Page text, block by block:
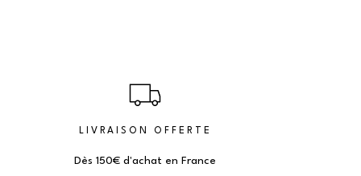
LIVRAISON OFFERTE
Dès 150€ d'achat en France